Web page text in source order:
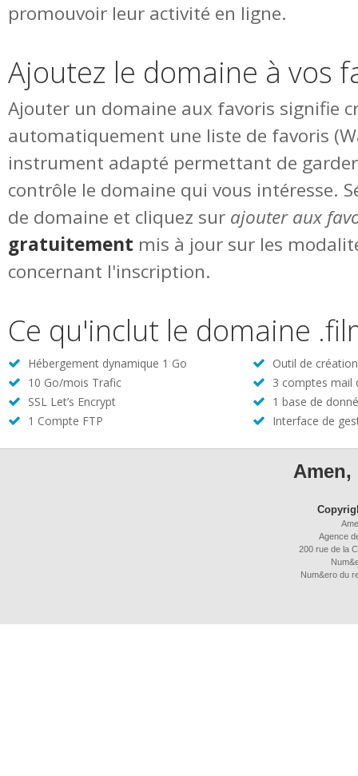
promouvoir leur activité en ligne.
Ajoutez le domaine à vos
Ajouter un domaine aux favoris signifie
automatiquement une liste de favoris
instrument adapté permettant de
contrôle le domaine qui vous intéresse.
de domaine et cliquez sur ajouter aux
gratuitement mis à jour sur les
concernant l'inscription.
Ce qu'inclut le domaine
Hébergement dynamique 1 Go
Outil de
10 Go/mois Trafic
3 comptes mail
SSL Let’s Encrypt
1 base de
1 Compte FTP
Interface de
Agence
200 rue de la
Num&ero du